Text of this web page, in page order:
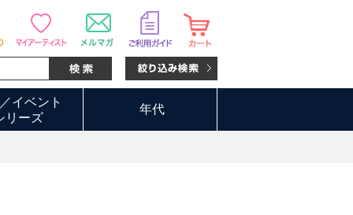
イベント
リーズ
年代